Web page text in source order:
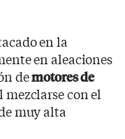
en la
en aleaciones
demotores de
con el
muy alta